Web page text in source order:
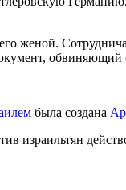
женой.
была создана
израильтян